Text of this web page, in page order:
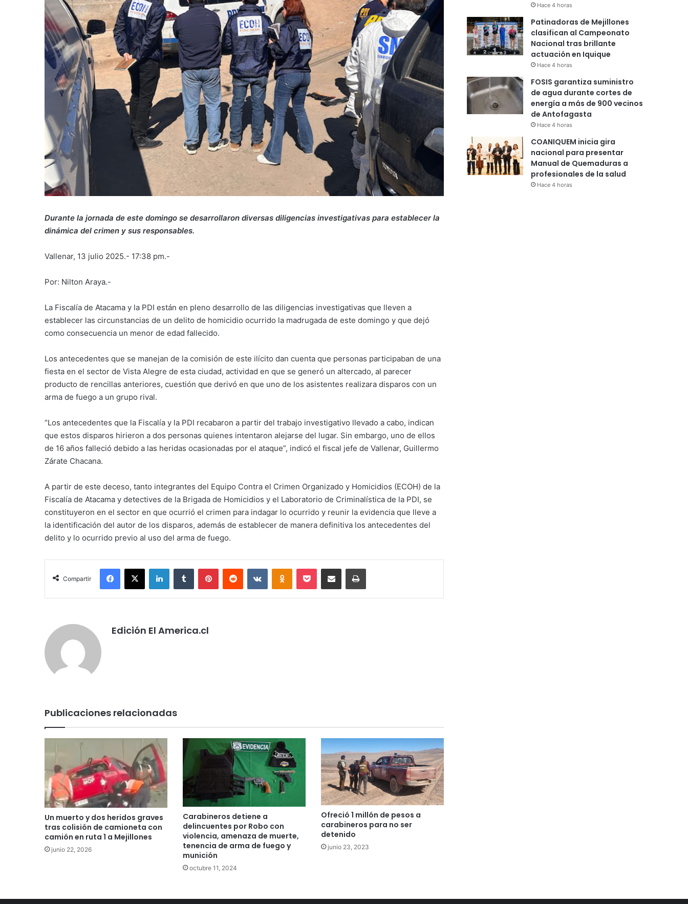
Durante la jornada de este domingo se desarrollaron diversas diligencias investigativas para establecer la
dinámica del crimen y sus responsables.
Vallenar, 13 julio 2025.- 17:38 pm.-
Por: Nilton Araya.-
La Fiscalía de Atacama y la PDI están en pleno desarrollo de las diligencias investigativas que lleven a
establecer las circunstancias de un delito de homicidio ocurrido la madrugada de este domingo y que dejó
como consecuencia un menor de edad fallecido.
Los antecedentes que se manejan de la comisión de este ilícito dan cuenta que personas participaban de una
fiesta en el sector de Vista Alegre de esta ciudad, actividad en que se generó un altercado, al parecer
producto de rencillas anteriores, cuestión que derivó en que uno de los asistentes realizara disparos con un
arma de fuego a un grupo rival.
“Los antecedentes que la Fiscalía y la PDI recabaron a partir del trabajo investigativo llevado a cabo, indican
que estos disparos hirieron a dos personas quienes intentaron alejarse del lugar. Sin embargo, uno de ellos
de 16 años falleció debido a las heridas ocasionadas por el ataque”, indicó el fiscal jefe de Vallenar, Guillermo
Zárate Chacana.
A partir de este deceso, tanto integrantes del Equipo Contra el Crimen Organizado y Homicidios (ECOH) de la
Fiscalía de Atacama y detectives de la Brigada de Homicidios y el Laboratorio de Criminalística de la PDI, se
constituyeron en el sector en que ocurrió el crimen para indagar lo ocurrido y reunir la evidencia que lleve a
la identificación del autor de los disparos, además de establecer de manera definitiva los antecedentes del
delito y lo ocurrido previo al uso del arma de fuego.
Compartir
Facebook
X LinkedInTumblr PinterestReddit VKontakteOdnoklassniki
Pocket Compartir via email Imprimir
Edición El America.cl
Publicaciones relacionadas
Un muerto y dos heridos graves
tras colisión de camioneta con
camión en ruta 1 a Mejillones
junio 22, 2026
Carabineros detiene a
delincuentes por Robo con
violencia, amenaza de muerte,
tenencia de arma de fuego y
munición
octubre 11, 2024
Ofreció 1 millón de pesos a
carabineros para no ser
detenido
junio 23, 2023
Hace 4 horas
Patinadoras de Mejillones
clasifican al Campeonato
Nacional tras brillante
actuación en Iquique
Hace 4 horas
FOSIS garantiza suministro
de agua durante cortes de
energía a más de 900 vecinos
de Antofagasta
Hace 4 horas
COANIQUEM inicia gira
nacional para presentar
Manual de Quemaduras a
profesionales de la salud
Hace 4 horas